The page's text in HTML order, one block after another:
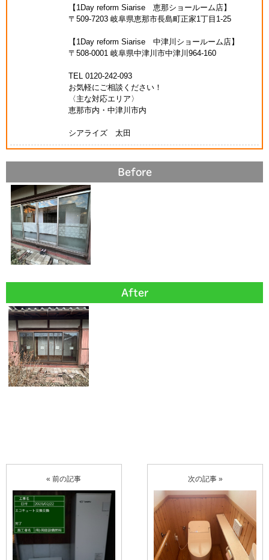
【1Day reform Siarise 恵那ショールーム店】
〒509-7203 岐阜県恵那市長島町正家1丁目1-25
【1Day reform Siarise 中津川ショールーム店】
〒508-0001 岐阜県中津川市中津川964-160
TEL 0120-242-093
お気軽にご相談ください！
〈主な対応エリア〉
恵那市内・中津川市内
シアライズ 太田
Before
After
« 前の記事 次の記事 »